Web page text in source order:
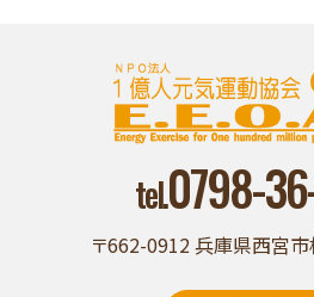
tel.0798-
〒662-0912 兵庫県西宮